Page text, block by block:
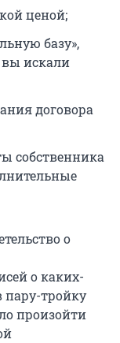
ценой;
базу»,
искали
договора
собственника
о
о каких-
пару-тройку
произойти